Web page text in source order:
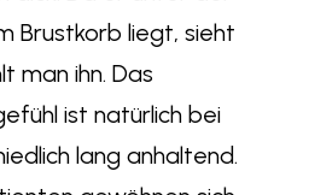
Brustkorb liegt, sieht
man ihn. Das
ist natürlich bei
lang anhaltend.